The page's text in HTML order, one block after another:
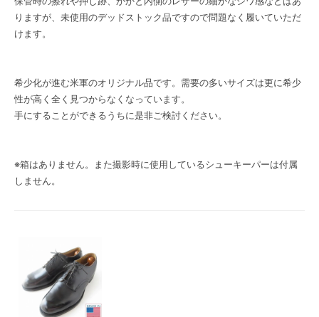
りますが、未使用のデッドストック品ですので問題なく履いていただ
けます。
希少化が進む米軍のオリジナル品です。需要の多いサイズは更に希少
性が高く全く見つからなくなっています。
手にすることができるうちに是非ご検討ください。
※箱はありません。また撮影時に使用しているシューキーパーは付属
しません。